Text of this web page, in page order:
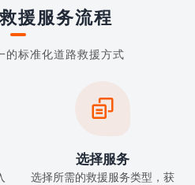
援服务流程
的标准化道路救援方式

选择服务
选择所需的救援服务类型，获